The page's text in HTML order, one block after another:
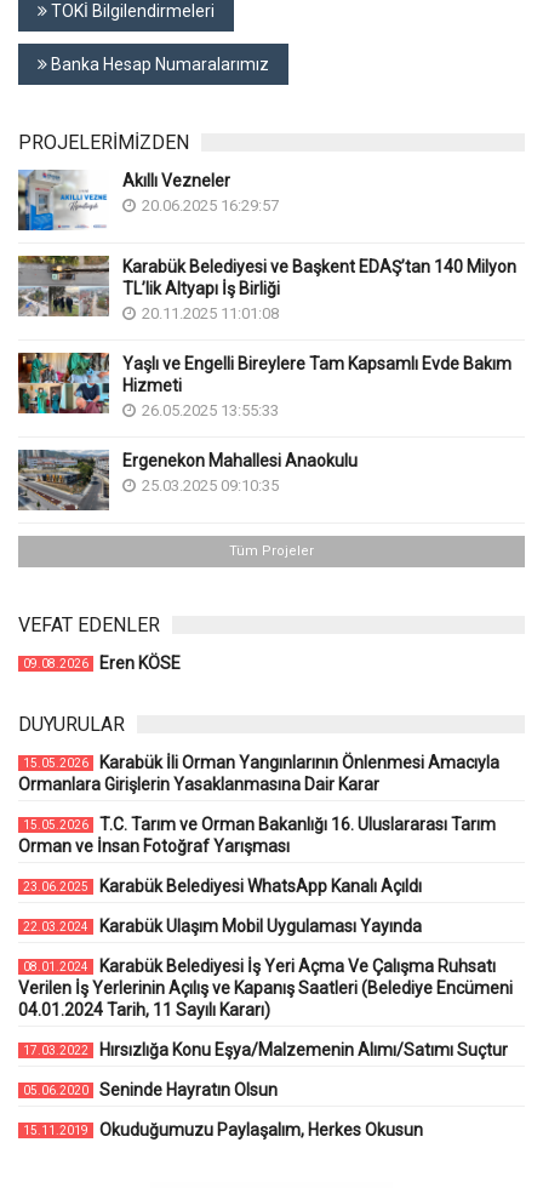
TOKİ Bilgilendirmeleri
Banka Hesap Numaralarımız
PROJELERİMİZDEN
Akıllı Vezneler
20.06.2025 16:29:57
Karabük Belediyesi ve Başkent EDAŞ’tan 140 Milyon
TL’lik Altyapı İş Birliği
20.11.2025 11:01:08
Yaşlı ve Engelli Bireylere Tam Kapsamlı Evde Bakım
Hizmeti
26.05.2025 13:55:33
Ergenekon Mahallesi Anaokulu
25.03.2025 09:10:35
Tüm Projeler
VEFAT EDENLER
09.08.2026 Eren KÖSE
DUYURULAR
15.05.2026
Karabük İli Orman Yangınlarının Önlenmesi Amacıyla
Ormanlara Girişlerin Yasaklanmasına Dair Karar
15.05.2026
T.C. Tarım ve Orman Bakanlığı 16. Uluslararası Tarım
Orman ve İnsan Fotoğraf Yarışması
23.06.2025 Karabük Belediyesi WhatsApp Kanalı Açıldı
22.03.2024 Karabük Ulaşım Mobil Uygulaması Yayında
08.01.2024
Karabük Belediyesi İş Yeri Açma Ve Çalışma Ruhsatı
Verilen İş Yerlerinin Açılış ve Kapanış Saatleri (Belediye Encümeni
04.01.2024 Tarih, 11 Sayılı Kararı)
17.03.2022 Hırsızlığa Konu Eşya/Malzemenin Alımı/Satımı Suçtur
05.06.2020 Seninde Hayratın Olsun
15.11.2019 Okuduğumuzu Paylaşalım, Herkes Okusun